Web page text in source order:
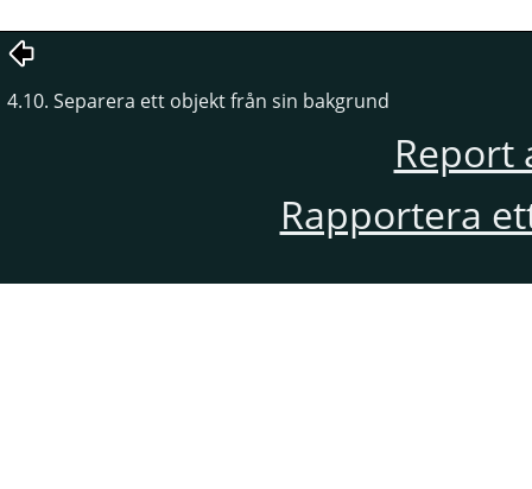
4.10. Separera ett objekt från sin bakgrund
Report
Rapportera